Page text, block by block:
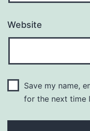
Website
Save my name,
for the next time